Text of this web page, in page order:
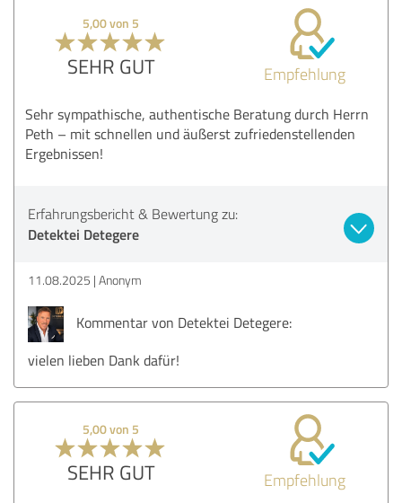
5,00 von 5
SEHR GUT Empfehlung
Sehr sympathische, authentische Beratung durch Herrn
Peth – mit schnellen und äußerst zufriedenstellenden
Ergebnissen!
Erfahrungsbericht & Bewertung zu:
Detektei Detegere
11.08.2025 Anonym
Kommentar von Detektei Detegere:
vielen lieben Dank dafür!
5,00 von 5
SEHR GUT Empfehlung